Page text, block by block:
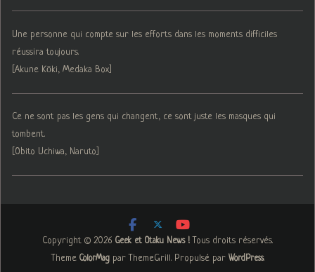
Une personne qui compte sur les efforts dans les moments difficiles
réussira toujours.
[Akune Kōki, Medaka Box]
Ce ne sont pas les gens qui changent, ce sont juste les masques qui
tombent.
[Obito Uchiwa, Naruto]
Copyright © 2026 Geek et Otaku News !. Tous droits réservés.
Theme ColorMagpar ThemeGrill. Propulsé par WordPress.